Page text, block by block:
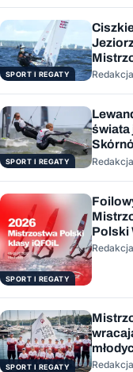
SPORT I REGATY Redakcja
SPORT I REGATY
świata
Redakcja
SPORT I REGATY
Polski
Redakcja
SPORT I REGATY
Polski
Redakcja